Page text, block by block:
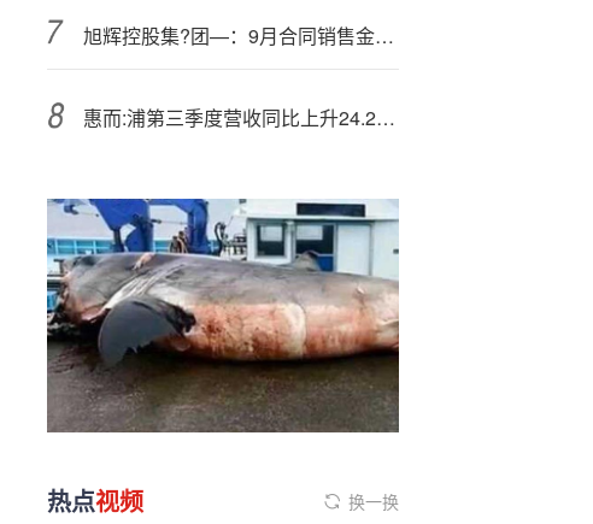
旭辉控股集?团—：9月合同销售金额约9亿元
惠而:浦第三季度营收同比上升24.2%，净利润同比上升360.0%
热点视频 换一换